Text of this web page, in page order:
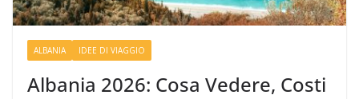
ALBANIA IDEE DI VIAGGIO
Albania 2026: Cosa Vedere, Costi